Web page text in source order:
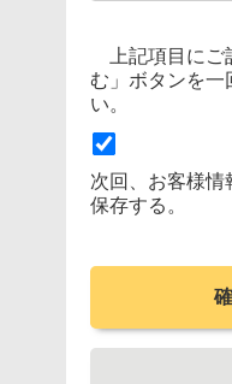
上記項目にご
む」ボタンを一
い。
次回、お客様情
保存する。